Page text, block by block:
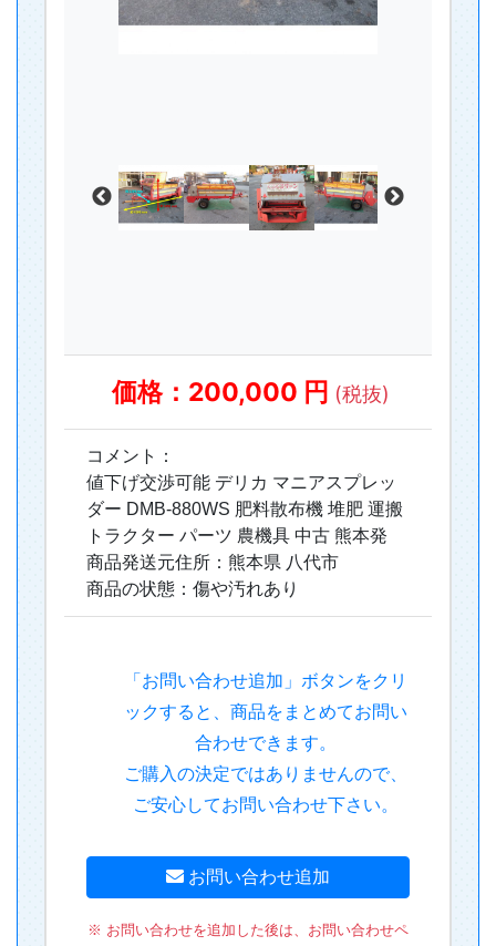
価格：200,000 円 (税抜)
コメント：
値下げ交渉可能 デリカ マニアスプレッ
ダー DMB-880WS 肥料散布機 堆肥 運搬
トラクター パーツ 農機具 中古 熊本発
商品発送元住所：熊本県 八代市
商品の状態：傷や汚れあり
「お問い合わせ追加」ボタンをクリ
ックすると、商品をまとめてお問い
合わせできます。
ご購入の決定ではありませんので、
ご安心してお問い合わせ下さい。
お問い合わせ追加
※ お問い合わせを追加した後は、お問い合わせペ